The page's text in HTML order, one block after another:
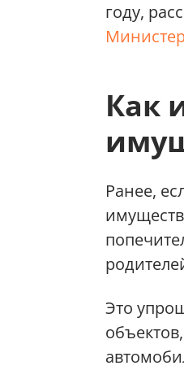
году,
Как
Ранее,
Это